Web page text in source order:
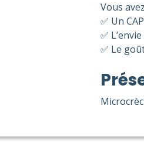
Vous
✅ Un
✅
✅ Le